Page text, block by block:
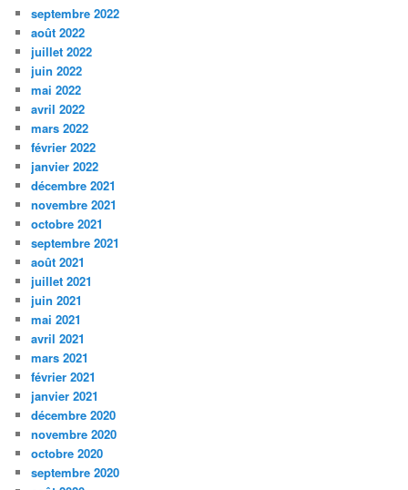
septembre 2022
août 2022
juillet 2022
juin 2022
mai 2022
avril 2022
mars 2022
février 2022
janvier 2022
décembre 2021
novembre 2021
octobre 2021
septembre 2021
août 2021
juillet 2021
juin 2021
mai 2021
avril 2021
mars 2021
février 2021
janvier 2021
décembre 2020
novembre 2020
octobre 2020
septembre 2020